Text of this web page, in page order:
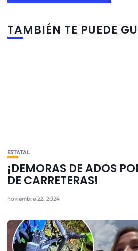
TAMBIÉN TE PUEDE
ESTATAL
¡DEMORAS DE ADOS
DE CARRETERAS!
noviembre 22, 2024